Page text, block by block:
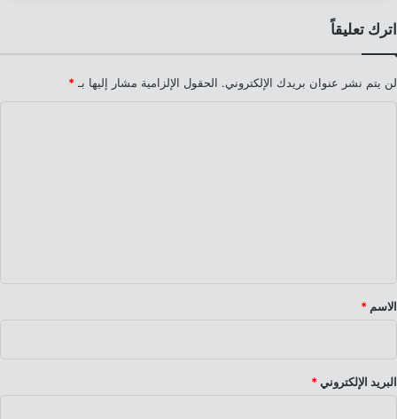
اترك تعليقاً
لن يتم نشر عنوان بريدك الإلكتروني. الحقول الإلزامية مشار إليها بـ *
*
الاسم *
البريد الإلكتروني *